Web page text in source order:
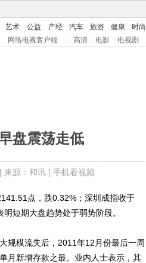
艺术 公益 产经 汽车 旅游 健康 时尚
网络电视客户端 高清 电影 电视剧
盘震荡走低
来源：和讯 | 手机看视频
点，跌0.32%；深圳成指收于
短期大盘趋势处于弱势阶段。
模流失后，2011年12月份最后一周
月新增存款之最。业内人士表示，其